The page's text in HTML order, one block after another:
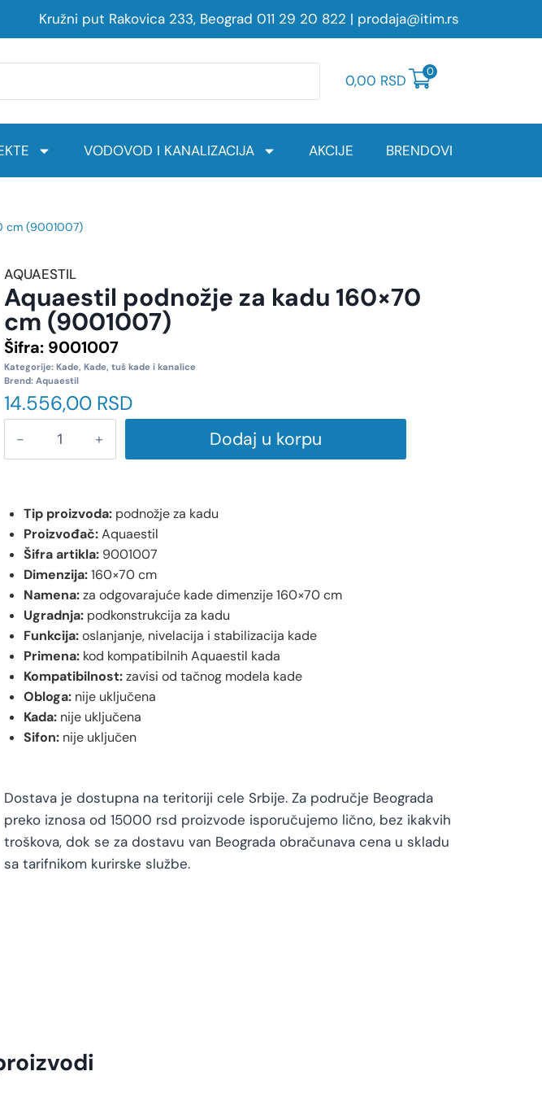
Kružni put Rakovica 233, Beograd 011 29 20 822 | prodaja@itim.rs
0,00 RSD
0
VODOVOD I KANALIZACIJA AKCIJE BRENDOVI
cm (9001007)
AQUAESTIL
Aquaestil podnožje za kadu 160×70
cm (9001007)
Šifra: 9001007
Kategorije: Kade, Kade, tuš kade i kanalice
Brend: Aquaestil
14.556,00 RSD
Dodaj u korpu
Tip proizvoda: podnožje za kadu
Proizvođač:Aquaestil
Šifra artikla: 9001007
Dimenzija:160×70 cm
Namena:za odgovarajuće kade dimenzije 160×70 cm
Ugradnja: podkonstrukcija za kadu
Funkcija:oslanjanje, nivelacija i stabilizacija kade
Primena: kod kompatibilnih Aquaestil kada
Kompatibilnost:zavisi od tačnog modela kade
Obloga: nije uključena
Kada: nije uključena
Sifon: nije uključen
Dostava je dostupna na teritoriji cele Srbije. Za područje Beograda
preko iznosa od 15000 rsd proizvode isporučujemo lično, bez ikakvih
troškova, dok se za dostavu van Beograda obračunava cena u skladu
sa tarifnikom kurirske službe.